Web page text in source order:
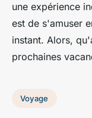
une expérience
est de s'amuser
instant. Alors,
prochaines
Voyage